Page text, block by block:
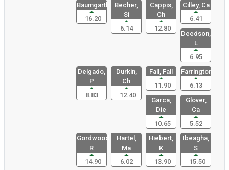
Baumgartl,
16.20
Becher,
Si
6.14
Cappis,
Ch
12.80
Cilley, Ca
6.41
Deedson,
L
6.95
Delgado,
P
8.83
Durkin,
Ch
12.40
Fall, Fall
11.90
Farrington
6.13
Garca,
Die
10.65
Glover,
Ca
5.52
Gordwood-
R
14.90
Hartel,
Ma
6.02
Hiebert,
K
13.90
Ibeagha,
S
15.50